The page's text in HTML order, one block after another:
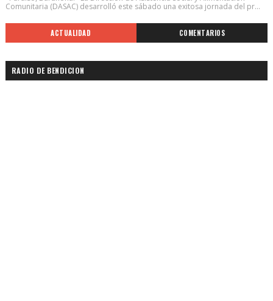
Comunitaria (DASAC) desarrolló este sábado una exitosa jornada del pr...
ACTUALIDAD COMENTARIOS
RADIO DE BENDICION